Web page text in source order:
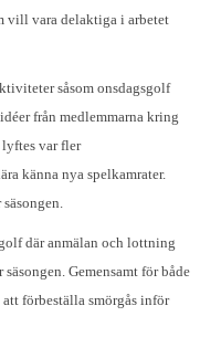
vill vara delaktiga i arbetet
såsom onsdagsgolf
från medlemmarna kring
lyftes var fler
känna nya spelkamrater.
där anmälan och lottning
Gemensamt för både
förbeställa smörgås inför